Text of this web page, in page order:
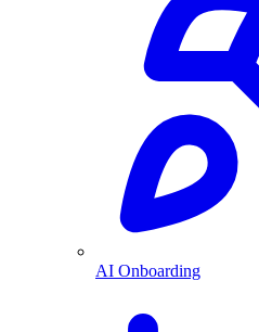
AI Onboarding